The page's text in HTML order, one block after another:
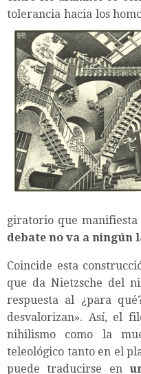
tolerancia hacia los
giratorio que
debate no va a ningún
Coincide esta
que da Nietzsche del
respuesta al ¿para
desvalorizan». Así, el
nihilismo como la
teleológico tanto en el
puede traducirse en